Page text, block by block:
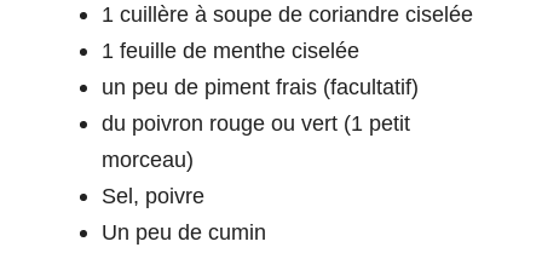
1 cuillère à soupe de coriandre ciselée
1 feuille de menthe ciselée
un peu de piment frais (facultatif)
du poivron rouge ou vert (1 petit
morceau)
Sel, poivre
Un peu de cumin